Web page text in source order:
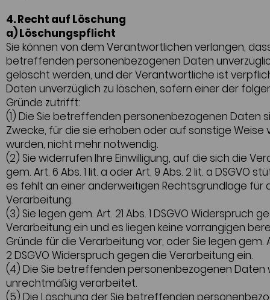
4. Recht auf Löschung
a) Löschungspflicht
Sie können von dem Verantwortlichen verlangen,
betreffenden personenbezogenen Daten
gelöscht werden, und der Verantwortliche ist
Daten unverzüglich zu löschen, sofern einer der
Gründe zutrifft:
(1) Die Sie betreffenden personenbezogenen Daten
Zwecke, für die sie erhoben oder auf sonstige
wurden, nicht mehr notwendig.
(2) Sie widerrufen Ihre Einwilligung, auf die sich die
gem. Art. 6 Abs. 1 lit. a oder Art. 9 Abs. 2 lit. a DSGVO
es fehlt an einer anderweitigen Rechtsgrundlage für
Verarbeitung.
(3) Sie legen gem. Art. 21 Abs. 1 DSGVO Widerspruch
Verarbeitung ein und es liegen keine vorrangigen
Gründe für die Verarbeitung vor, oder Sie legen gem.
2 DSGVO Widerspruch gegen die Verarbeitung ein.
(4) Die Sie betreffenden personenbezogenen Daten
unrechtmäßig verarbeitet.
(5) Die Löschung der Sie betreffenden